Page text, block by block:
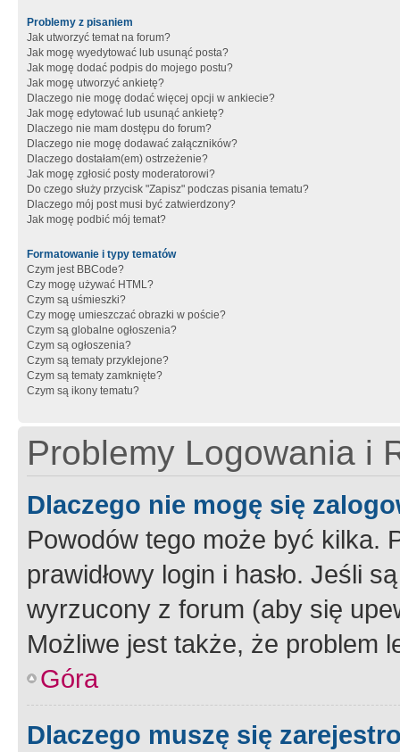
Problemy z pisaniem
Jak utworzyć temat na forum?
Jak mogę wyedytować lub usunąć posta?
Jak mogę dodać podpis do mojego postu?
Jak mogę utworzyć ankietę?
Dlaczego nie mogę dodać więcej opcji w ankiecie?
Jak mogę edytować lub usunąć ankietę?
Dlaczego nie mam dostępu do forum?
Dlaczego nie mogę dodawać załączników?
Dlaczego dostałam(em) ostrzeżenie?
Jak mogę zgłosić posty moderatorowi?
Do czego służy przycisk "Zapisz" podczas pisania tematu?
Dlaczego mój post musi być zatwierdzony?
Jak mogę podbić mój temat?
Formatowanie i typy tematów
Czym jest BBCode?
Czy mogę używać HTML?
Czym są uśmieszki?
Czy mogę umieszczać obrazki w poście?
Czym są globalne ogłoszenia?
Czym są ogłoszenia?
Czym są tematy przyklejone?
Czym są tematy zamknięte?
Czym są ikony tematu?
Problemy Logowania i
Dlaczego nie mogę się
Powodów tego może być kilka.
prawidłowy login i hasło. Jeśli
wyrzucony z forum (aby się
Możliwe jest także, że problem
Góra
Dlaczego muszę się